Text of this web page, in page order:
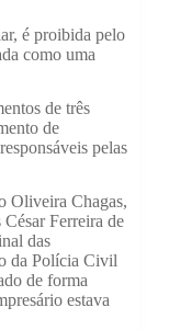
é proibida pelo
como uma
de três
de
pelas
Oliveira Chagas,
Ferreira de
das
da Polícia Civil
de forma
estava